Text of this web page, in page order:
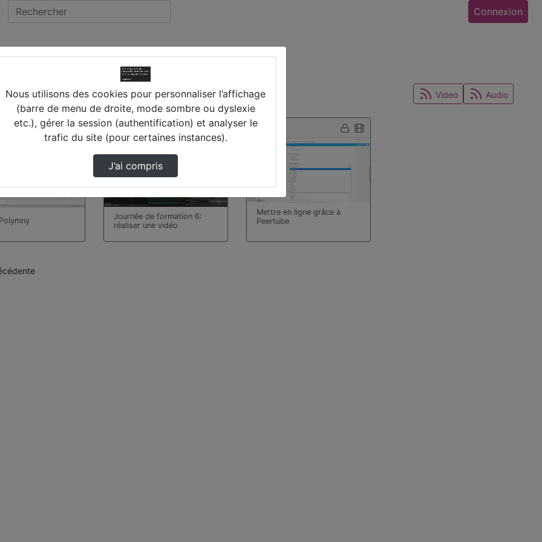
Connexion
trouvées Audio
Video
00:01:10
Journée de formation 6:
réaliser une vidéo
00:09:49
Mettre en ligne grâce à
Peertube
Nous utilisons des cookies pour personnaliser l’affichage
(barre de menu de droite, mode sombre ou dyslexie
etc.), gérer la session (authentification) et analyser le
trafic du site (pour certaines instances).
J’ai compris